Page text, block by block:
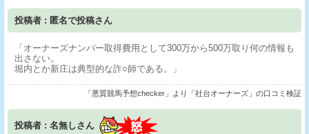
投稿者 : 匿名で投稿さん
「オーナーズナンバー取得費用として300万から500万取り何の情報も
出さない。
堀内とか新庄は典型的な詐○師である。」
「悪質競馬予想checker」より「社台オーナーズ」の口コミ検証
投稿者 : 名無しさん